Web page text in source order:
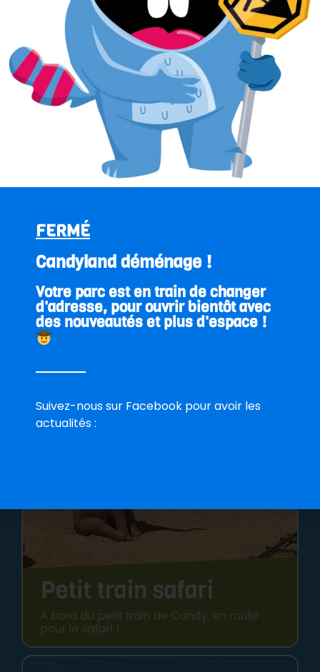
FERMÉ
Candyland déménage !
Votre parc est en train de changer
d'adresse, pour ouvrir bientôt avec
des nouveautés et plus d'espace !
Suivez-nous sur Facebook pour avoir les
actualités :